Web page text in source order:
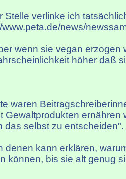
Stelle verlinke ich
www.peta.de/news/
wenn sie vegan erzogen
höher daß
waren
Gewaltprodukten ernähren
das selbst zu entscheiden".
denen kann erklären,
können, bis sie alt genug